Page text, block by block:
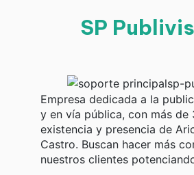
SP
Empresa dedicada a la
y en vía pública, con más de
existencia y presencia de
Castro. Buscan hacer más
nuestros clientes